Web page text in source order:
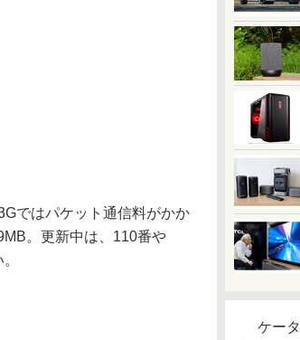
ケー
ではパケット通信料がかか
。更新中は、110番や